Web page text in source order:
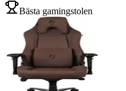
Bästa gamingstolen